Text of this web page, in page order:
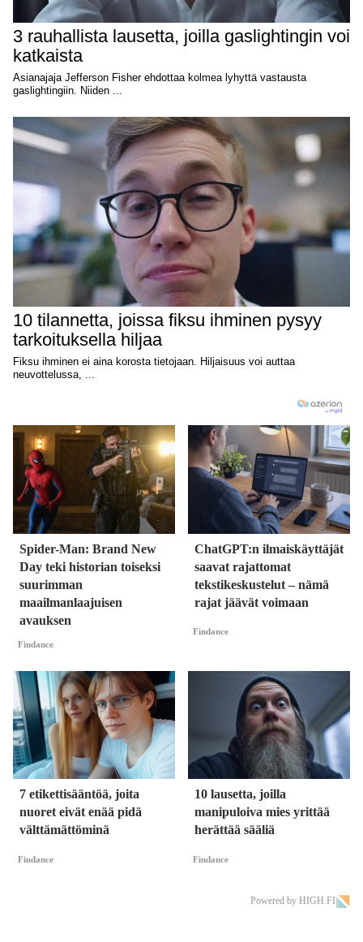
Spider-Man: Brand New
Day teki historian toiseksi
suurimman
maailmanlaajuisen
avauksen
Findance
ChatGPT:n ilmaiskäyttäjät
saavat rajattomat
tekstikeskustelut – nämä
rajat jäävät voimaan
Findance
7 etikettisääntöä, joita
nuoret eivät enää pidä
välttämättöminä
Findance
10 lausetta, joilla
manipuloiva mies yrittää
herättää sääliä
Findance
Powered by HIGH.FI